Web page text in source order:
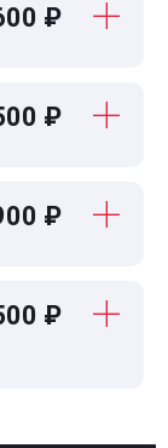
₽
₽
₽
₽